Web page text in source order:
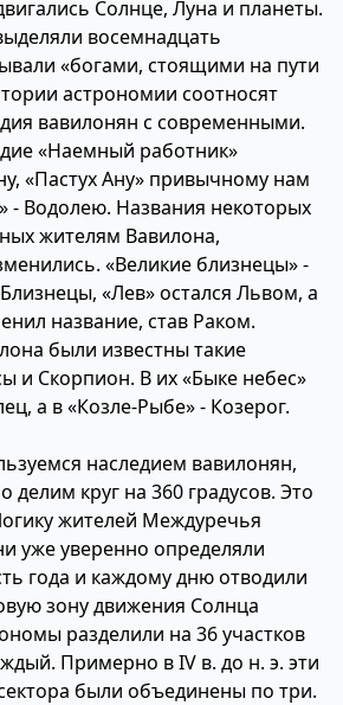
Солнце, Луна и планеты.
восемнадцать
«богами, стоящими на пути
астрономии соотносят
вавилонян с современными.
«Наемный работник»
«Пастух Ану» привычному нам
- Водолею. Названия некоторых
жителям Вавилона,
«Великие близнецы» -
«Лев» остался Львом, а
название, став Раком.
были известны такие
и Скорпион. В их «Быке небес»
а в «Козле-Рыбе» - Козерог.
наследием вавилонян,
делим круг на 360 градусов. Это
жителей Междуречья
уже уверенно определяли
года и каждому дню отводили
зону движения Солнца
разделили на 36 участков
Примерно в IV в. до н. э. эти
были объединены по три.